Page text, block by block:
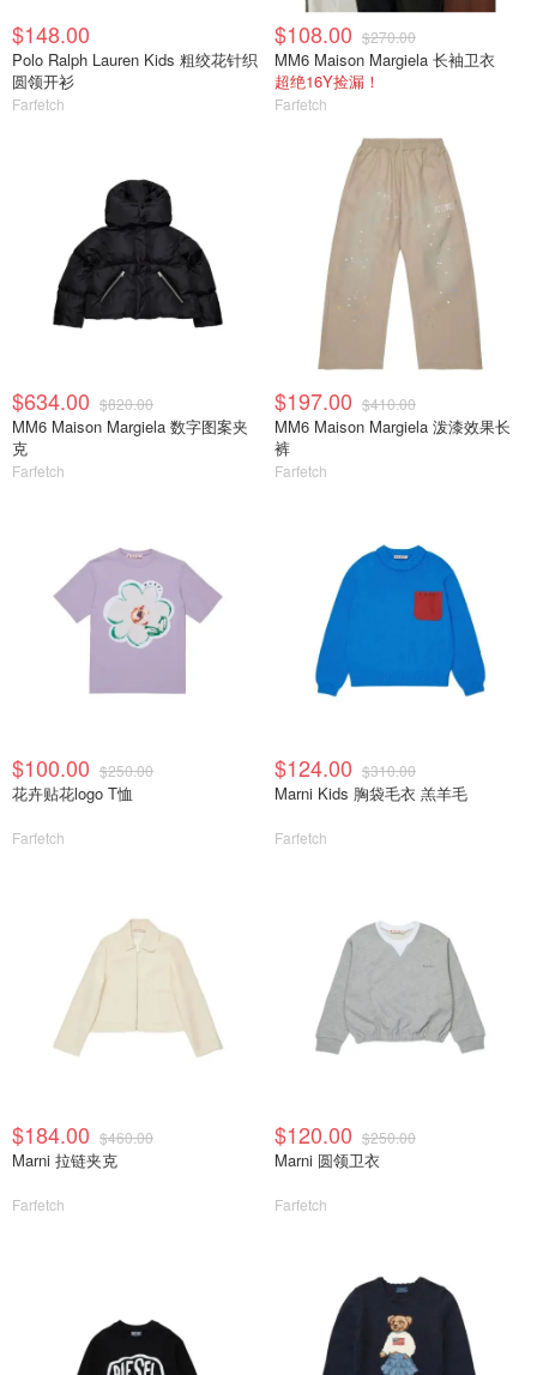
$148.00
Polo Ralph Lauren Kids 粗绞花针织
圆领开衫
Farfetch
$108.00 $270.00
MM6 Maison Margiela 长袖卫衣
超绝16Y捡漏！
Farfetch
$634.00 $820.00
MM6 Maison Margiela 数字图案夹
克
Farfetch
$197.00 $410.00
MM6 Maison Margiela 泼漆效果长
裤
Farfetch
$100.00 $250.00
花卉贴花logo T恤
Farfetch
$124.00 $310.00
Marni Kids 胸袋毛衣 羔羊毛
Farfetch
$184.00 $460.00
Marni 拉链夹克
Farfetch
$120.00 $250.00
Marni 圆领卫衣
Farfetch